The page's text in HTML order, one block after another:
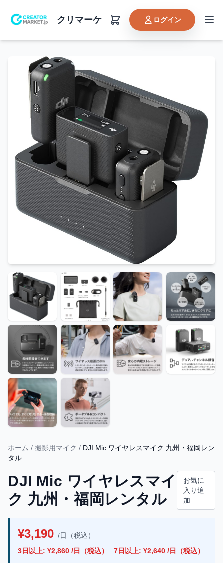
クリマーケ ログイン
ホーム / 撮影用マイク / DJI Mic ワイヤレスマイク 九州・福岡レン
タル
DJI Mic ワイヤレスマイ
ク 九州・福岡レンタル
お気に
入り追
加
¥3,190 /日（税込）
3日以上: ¥2,860 /日（税込）
7日以上: ¥2,640 /日（税込）